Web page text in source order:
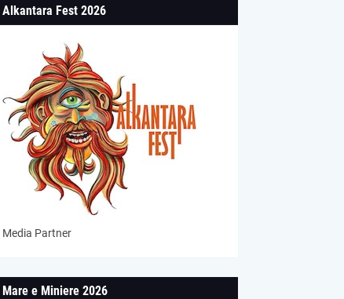
Alkantara Fest 2026
Media Partner
Mare e Miniere 2026